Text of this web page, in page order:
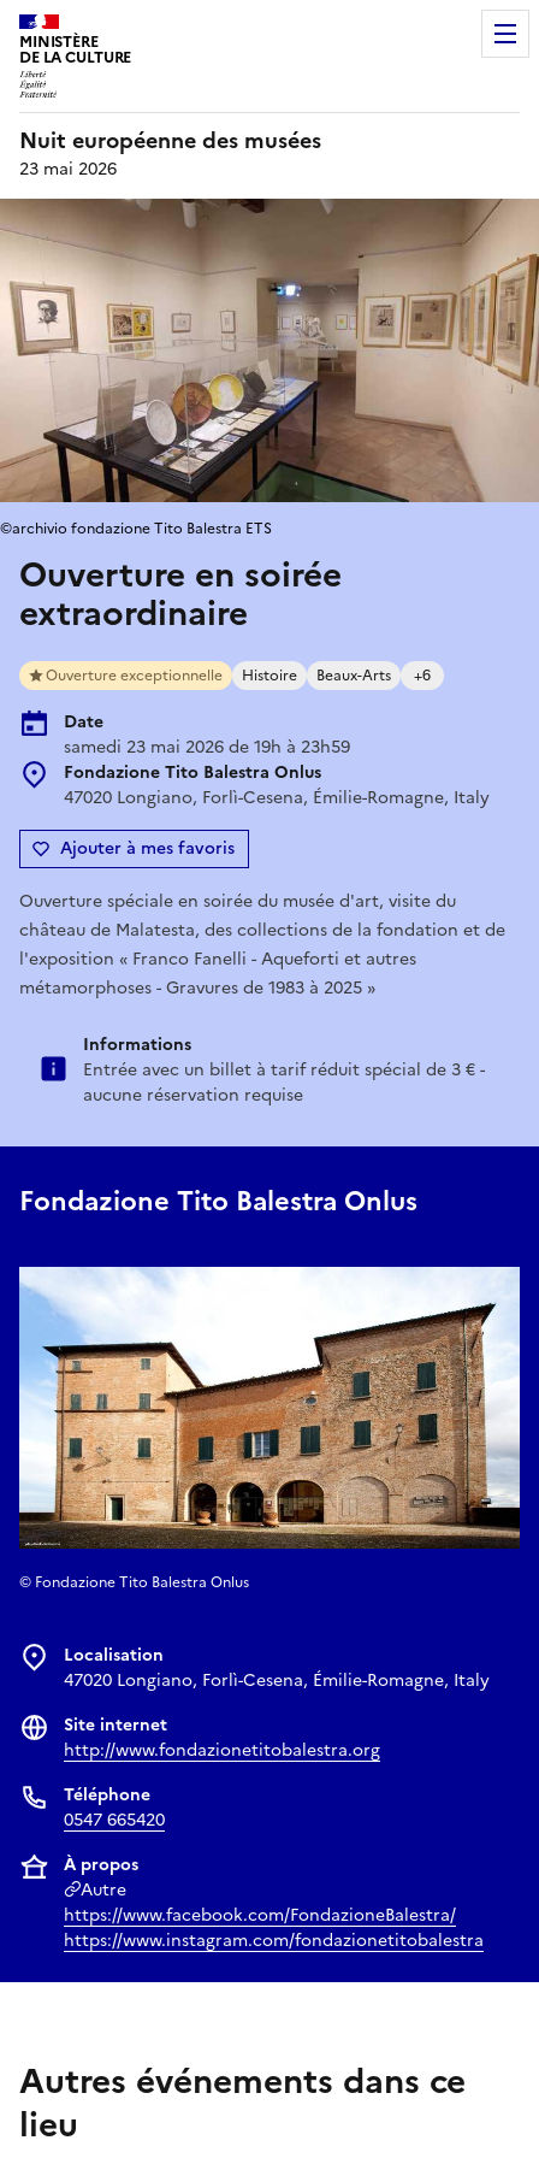
MINISTÈRE
DE LA CULTURE
Nuit européenne des musées
23 mai 2026
Ouverture en soirée
extraordinaire
Ouverture exceptionnelle Histoire Beaux-Arts +6
Date
samedi 23 mai 2026 de 19h à 23h59
Fondazione Tito Balestra Onlus
47020 Longiano, Forlì-Cesena, Émilie-Romagne, Italy
Ajouter à mes favoris
©archivio fondazione Tito Balestra ETS
Ouverture spéciale en soirée du musée d'art, visite du
château de Malatesta, des collections de la fondation et de
l'exposition « Franco Fanelli - Aqueforti et autres
métamorphoses - Gravures de 1983 à 2025 »
Informations
Entrée avec un billet à tarif réduit spécial de 3 € -
aucune réservation requise
Fondazione Tito Balestra Onlus
© Fondazione Tito Balestra Onlus
Localisation
47020 Longiano, Forlì-Cesena, Émilie-Romagne, Italy
Site internet
http://www.fondazionetitobalestra.org
Téléphone
0547 665420
À propos
Autre
https://www.facebook.com/FondazioneBalestra/
https://www.instagram.com/fondazionetitobalestra
Autres événements dans ce
lieu